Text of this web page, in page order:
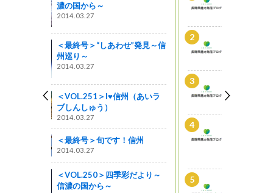
Vol133■信州の最新B級ご当地
グルメ情報
Vol95■ 神々が宿る神秘の世界
「戸隠神社」
2010.07.08
Shinshuスクリーンショッ
ト 彼のオートバイ、彼女の
島1
Vol79■江戸時代の面影残す宿